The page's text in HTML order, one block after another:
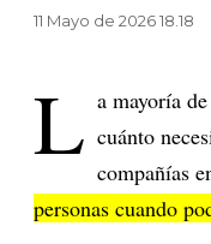
11 Mayo de 2026 18.18
L a mayoría
cuánto
compañías
personas cuando